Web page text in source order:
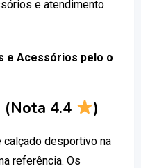
e atendimento
e Acessórios pelo o
(Nota 4.4 )
desportivo na
referência. Os